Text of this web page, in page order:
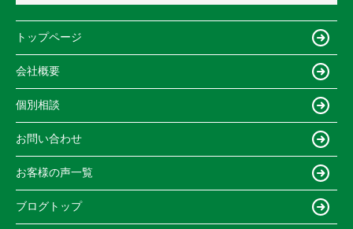
トップページ
会社概要
個別相談
お問い合わせ
お客様の声一覧
ブログトップ